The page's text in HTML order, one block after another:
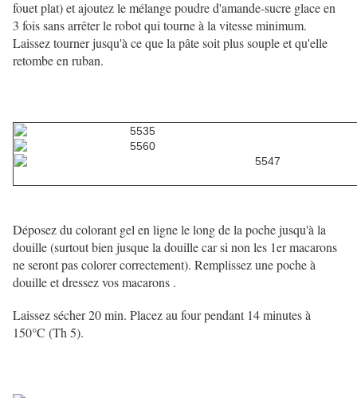
fouet plat) et ajoutez le mélange poudre d'amande-sucre glace en
3 fois sans arrêter le robot qui tourne à la vitesse minimum.
Laissez tourner jusqu'à ce que la pâte soit plus souple et qu'elle
retombe en ruban.
Déposez du colorant gel en ligne le long de la poche jusqu'à la
douille (surtout bien jusque la douille car si non les 1er macarons
ne seront pas colorer correctement). Remplissez une poche à
douille et dressez vos macarons .
Laissez sécher 20 min. Placez au four pendant 14 minutes à
150°C (Th 5).